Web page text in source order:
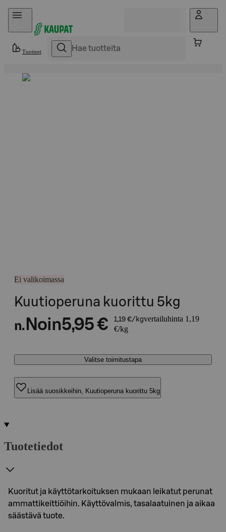
Hyppää sisältöön
Tuotteet
Ei valikoimassa
Kuutioperuna kuorittu 5kg
n. Noin5,95 € 1,19 €/kgvertailuhinta 1,19
€/kg
Valitse toimitustapa
Lisää suosikkeihin, Kuutioperuna kuorittu 5kg
Tuotetiedot
Kuoritut ja käyttötarkoituksen mukaan leikatut perunat
ammattikeittiöihin. Käyttövalmis, tasalaatuinen ja aikaa
säästävä tuote.